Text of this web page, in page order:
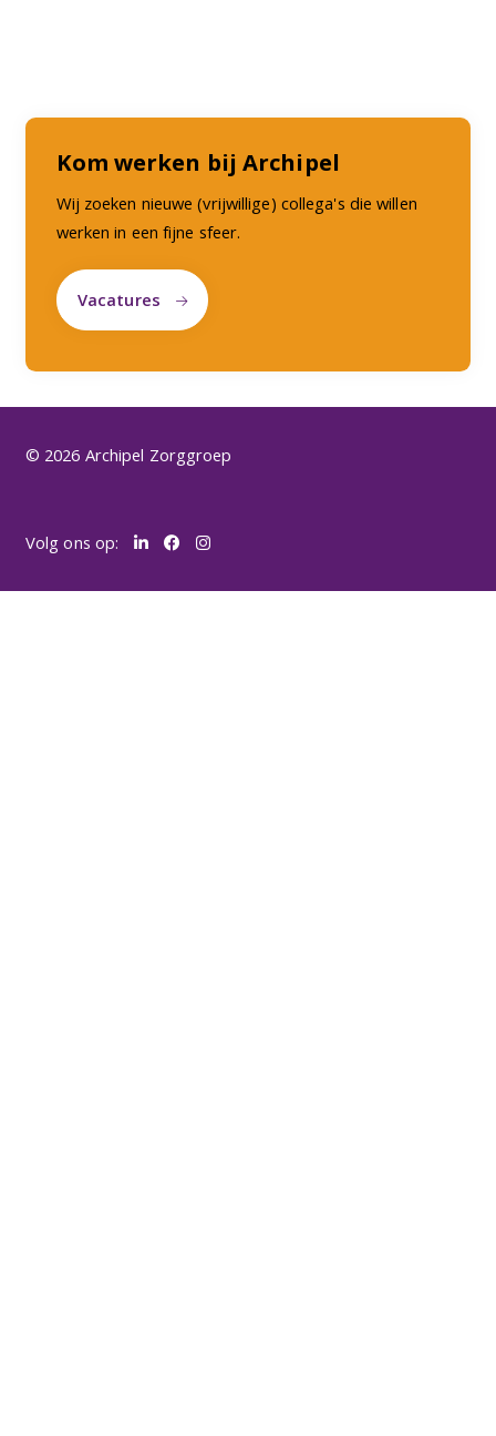
Kom werken bij Archipel
Wij zoeken nieuwe (vrijwillige) collega's die willen
werken in een fijne sfeer.
Vacatures
© 2026 Archipel Zorggroep
Volg ons op: